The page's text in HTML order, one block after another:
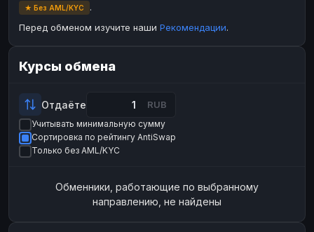
Perfect Money
Payoneer USD
ЮMoney RUB
Payoneer
ЮMoney
БАЛАНСЫ КРИПТОБИРЖ
Binance
RUB СБЕР
★ Без AML/KYC
.
Перед обменом изучите наши Рекомендации.
Курсы обмена
Отдаёте RUB
Учитывать минимальную сумму
Сортировка по рейтингу AntiSwap
Только без AML/KYC
Обменники, работающие по выбранному
направлению, не найдены